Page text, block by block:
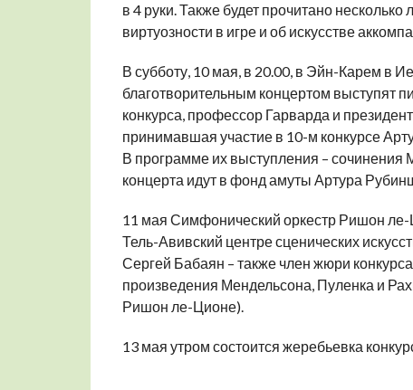
в 4 руки. Также будет прочитано
виртуозности в игре и об искусстве
В субботу, 10 мая, в 20.00, в Эйн-Карем в
благотворительным концертом выступят
конкурса, профессор Гарварда и
принимавшая участие в 10-м конкурсе
В программе их выступления –
концерта идут в фонд амуты Артура
11 мая Симфонический оркестр Ришон ле-
Тель-Авивский центре сценических
Сергей Бабаян – также член жюри
произведения Мендельсона, Пуленка и
Ришон ле-Ционе).
13 мая утром состоится жеребьевка